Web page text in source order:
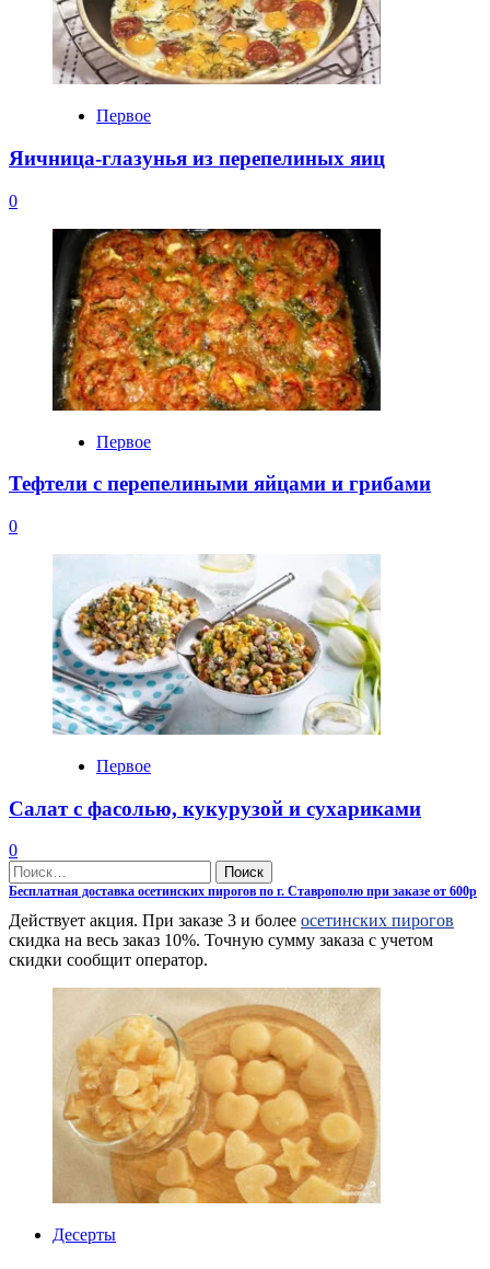
Первое
Яичница-глазунья из перепелиных яиц
0
Первое
Тефтели с перепелиными яйцами и грибами
0
Первое
Салат с фасолью, кукурузой и сухариками
0
Найти:
Бесплатная доставка осетинских пирогов по г. Ставрополю при заказе от 600р
Действует акция. При заказе 3 и более осетинских пирогов
скидка на весь заказ 10%. Точную сумму заказа с учетом
скидки сообщит оператор.
Десерты